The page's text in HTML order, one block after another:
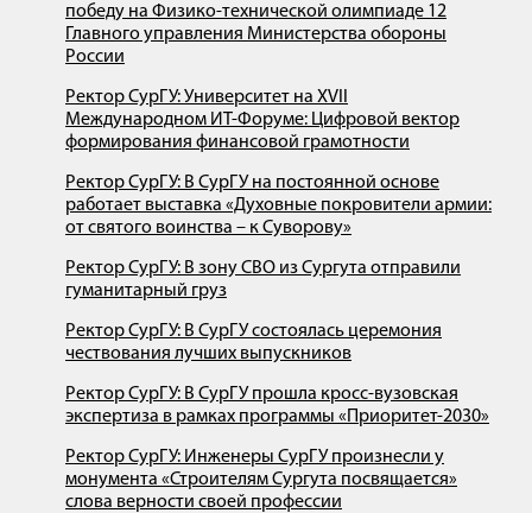
победу на Физико-технической олимпиаде 12
Главного управления Министерства обороны
России
Ректор СурГУ: Университет на XVII
Международном ИT-Форуме: Цифровой вектор
формирования финансовой грамотности
Ректор СурГУ: В СурГУ на постоянной основе
работает выставка «Духовные покровители армии:
от святого воинства – к Суворову»
Ректор СурГУ: В зону СВО из Сургута отправили
гуманитарный груз
Ректор СурГУ: В СурГУ состоялась церемония
чествования лучших выпускников
Ректор СурГУ: В СурГУ прошла кросс-вузовская
экспертиза в рамках программы «Приоритет-2030»
Ректор СурГУ: Инженеры СурГУ произнесли у
монумента «Строителям Сургута посвящается»
слова верности своей профессии